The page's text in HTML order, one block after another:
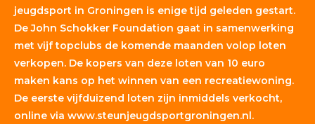
jeugdsport in Groningen is enige tijd geleden gestart.
De John Schokker Foundation gaat in samenwerking
met vijf topclubs de komende maanden volop loten
verkopen. De kopers van deze loten van 10 euro
maken kans op het winnen van een recreatiewoning.
De eerste vijfduizend loten zijn inmiddels verkocht,
online via www.steunjeugdsportgroningen.nl.